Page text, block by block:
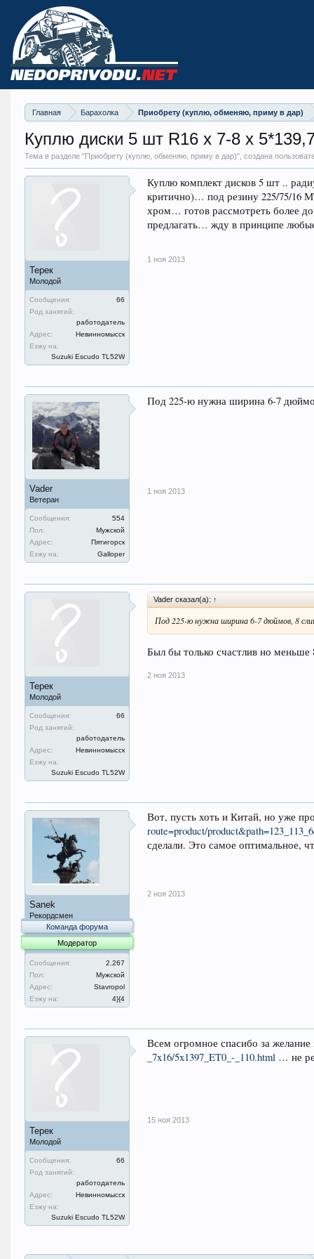
Главная Барахолка Приобрету (куплю, обменяю, приму в дар)
Куплю диски 5 шт R16 х 7-8 х
Тема в разделе "Приобрету (куплю, обменяю, приму в дар)", создана
Терек
Молодой
Сообщения:
66
Род занятий:
работодатель
Адрес:
Невинномысск
Езжу на:
Suzuki Escudo TL52W
Куплю комплект дисков 5 шт ..
критично)… под резину 225/75/16
хром… готов рассмотреть более
предлагать… жду в принципе
1 ноя 2013
Vader
Ветеран
Сообщения:
554
Пол:
Мужской
Адрес:
Пятигорск
Езжу на:
Galloper
Под 225-ю нужна ширина 6-7
1 ноя 2013
Терек
Молодой
Сообщения:
66
Род занятий:
работодатель
Адрес:
Невинномысск
Езжу на:
Suzuki Escudo TL52W
Vader сказал(а): ↑
Под 225-ю нужна ширина 6-7 дюймов, 8
Был бы только счастлив но
2 ноя 2013
Sanek
Рекордсмен
Команда форума
Модератор
Сообщения:
2.267
Пол:
Мужской
Адрес:
Stavropol
Езжу на:
4}{4
Вот, пусть хоть и Китай, но уже
route=product/
сделали. Это самое оптимальное,
2 ноя 2013
Терек
Молодой
Сообщения:
66
Род занятий:
работодатель
Адрес:
Невинномысск
Езжу на:
Suzuki Escudo TL52W
Всем огромное спасибо за
_7x16/5x1397_ET0_-_110.html… не
15 ноя 2013